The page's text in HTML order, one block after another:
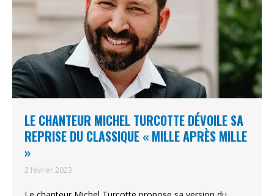
LE CHANTEUR MICHEL TURCOTTE DÉVOILE SA
REPRISE DU CLASSIQUE « MILLE APRÈS MILLE
»
2 février 2023